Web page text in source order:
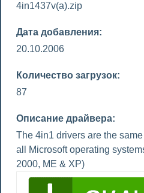
4in1437v(a).zip
Дата добавления:
20.10.2006
Количество загрузок:
87
Описание драйвера:
The 4in1 drivers are the
all Microsoft operating
2000, ME & XP)